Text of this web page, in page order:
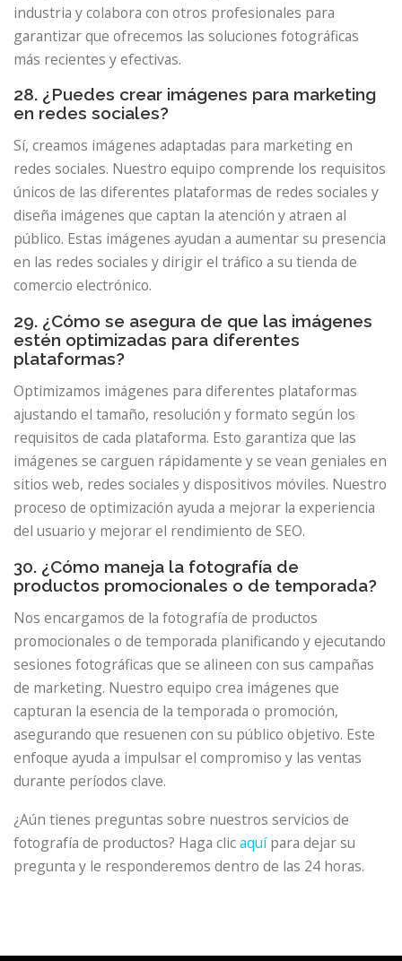
industria y colabora con otros profesionales para
garantizar que ofrecemos las soluciones fotográficas
más recientes y efectivas.
28. ¿Puedes crear imágenes para marketing
en redes sociales?
Sí, creamos imágenes adaptadas para marketing en
redes sociales. Nuestro equipo comprende los requisitos
únicos de las diferentes plataformas de redes sociales y
diseña imágenes que captan la atención y atraen al
público. Estas imágenes ayudan a aumentar su presencia
en las redes sociales y dirigir el tráfico a su tienda de
comercio electrónico.
29. ¿Cómo se asegura de que las imágenes
estén optimizadas para diferentes
plataformas?
Optimizamos imágenes para diferentes plataformas
ajustando el tamaño, resolución y formato según los
requisitos de cada plataforma. Esto garantiza que las
imágenes se carguen rápidamente y se vean geniales en
sitios web, redes sociales y dispositivos móviles. Nuestro
proceso de optimización ayuda a mejorar la experiencia
del usuario y mejorar el rendimiento de SEO.
30. ¿Cómo maneja la fotografía de
productos promocionales o de temporada?
Nos encargamos de la fotografía de productos
promocionales o de temporada planificando y ejecutando
sesiones fotográficas que se alineen con sus campañas
de marketing. Nuestro equipo crea imágenes que
capturan la esencia de la temporada o promoción,
asegurando que resuenen con su público objetivo. Este
enfoque ayuda a impulsar el compromiso y las ventas
durante períodos clave.
¿Aún tienes preguntas sobre nuestros servicios de
fotografía de productos? Haga clicaquípara dejar su
pregunta y le responderemos dentro de las 24 horas.